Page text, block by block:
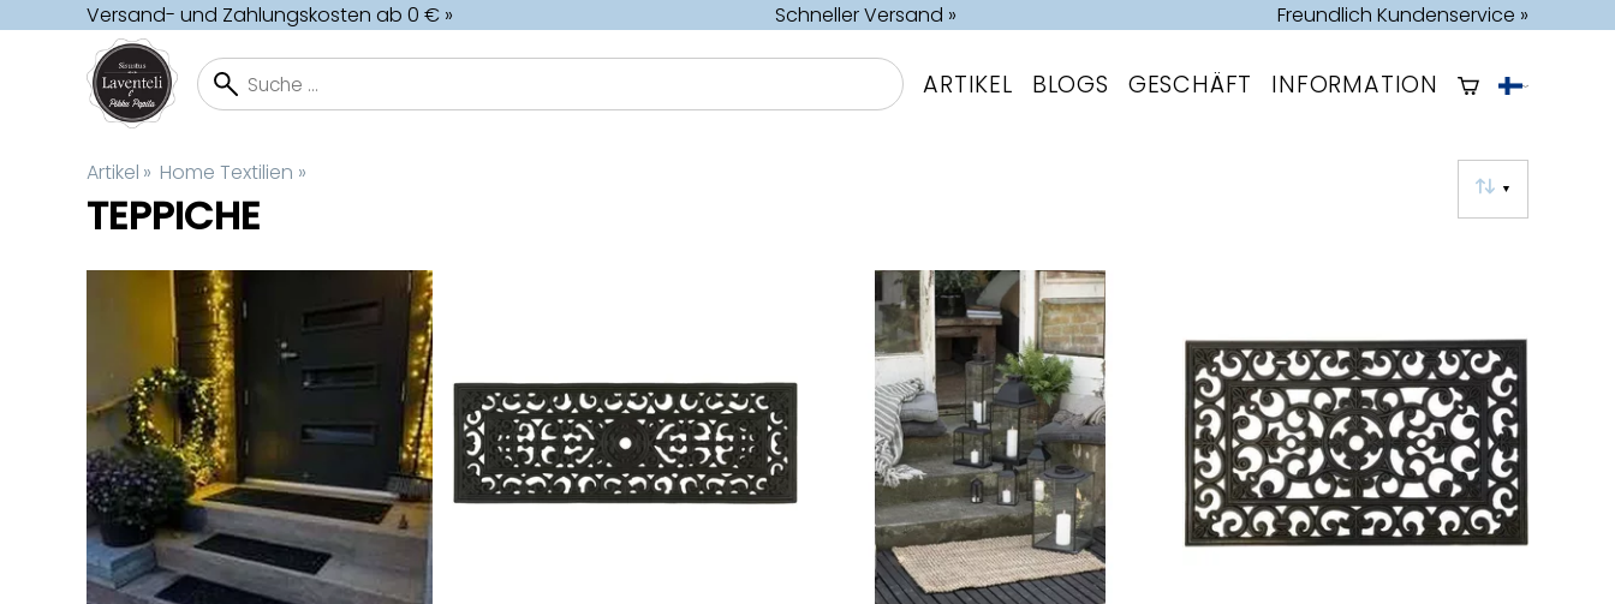
Versand- und Zahlungskosten ab 0 € » Schneller Versand » Freundlich Kundenservice »
ARTIKEL BLOGS GESCHÄFT INFORMATION
Artikel ‪» Home Textilien ‪»
▼
TEPPICHE